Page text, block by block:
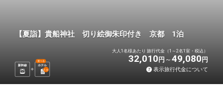
【夏詣】貴船神社 切り絵御朱印付き 京都 1泊
新幹線 ホテル
選べる
1 泊
大人1名様あたり 旅行代金（1～2名1室・税込）
32,010 円 49,080 円
表示旅行代金について